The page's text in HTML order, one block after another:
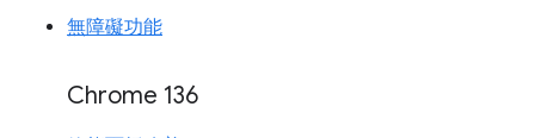
無障礙功能
Chrome 136